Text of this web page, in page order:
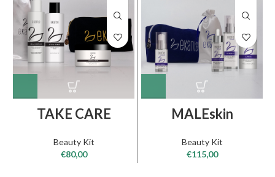
TAKE CARE
Beauty Kit
€80,00
MALEskin
Beauty Kit
€115,00